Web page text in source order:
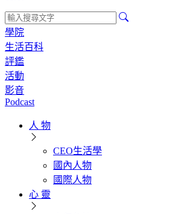
學院
生活百科
評鑑
活動
影音
Podcast
人 物
CEO生活學
國內人物
國際人物
心 靈